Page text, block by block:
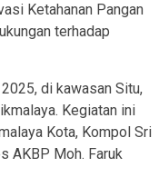
Ketahanan Pangan
terhadap
di kawasan Situ,
Kegiatan ini
Kota, Kompol Sri
AKBP Moh. Faruk